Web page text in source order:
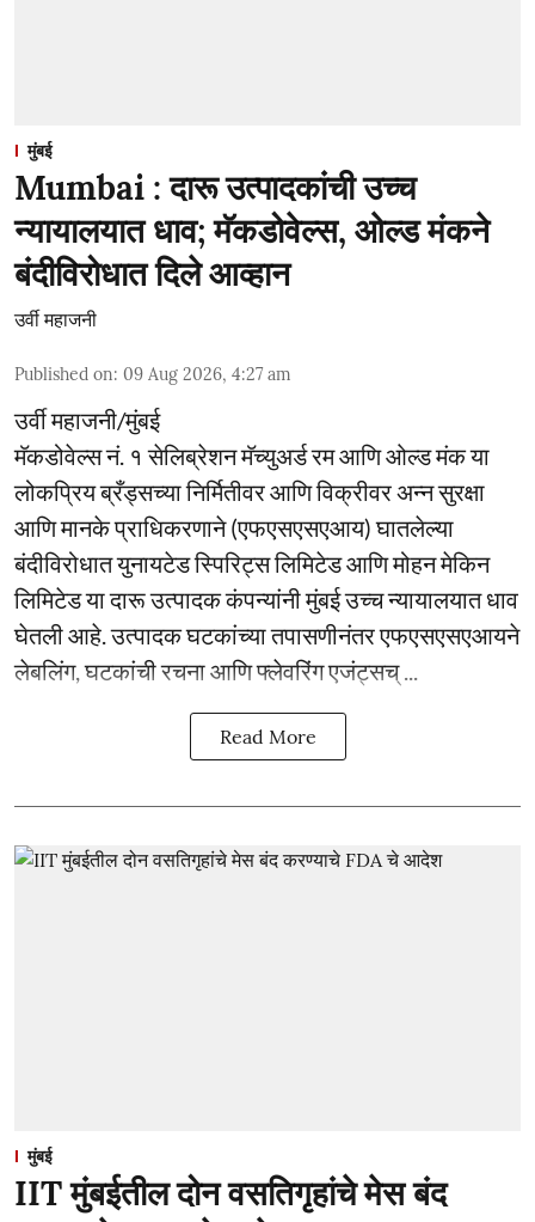
मुंबई
Mumbai : दारू उत्पादकांची उच्च
न्यायालयात धाव; मॅकडोवेल्स, ओल्ड मंकने
बंदीविरोधात दिले आव्हान
उर्वी महाजनी
Published on: 09 Aug 2026, 4:27 am
उर्वी महाजनी/मुंबई
मॅकडोवेल्स नं. १ सेलिब्रेशन मॅच्युअर्ड रम आणि ओल्ड मंक या
लोकप्रिय ब्रँड्सच्या निर्मितीवर आणि विक्रीवर अन्न सुरक्षा
आणि मानके प्राधिकरणाने (एफएसएसएआय) घातलेल्या
बंदीविरोधात युनायटेड स्पिरिट्स लिमिटेड आणि मोहन मेकिन
लिमिटेड या दारू उत्पादक कंपन्यांनी मुंबई उच्च न्यायालयात धाव
घेतली आहे. उत्पादक घटकांच्या तपासणीनंतर एफएसएसएआयने
लेबलिंग, घटकांची रचना आणि फ्लेवरिंग एजंट्सच् ...
Read More
मुंबई
IIT मुंबईतील दोन वसतिगृहांचे मेस बंद